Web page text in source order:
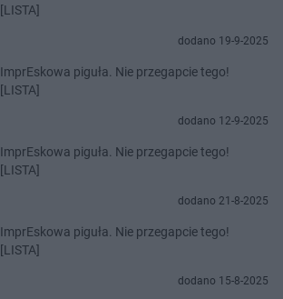
[LISTA]
dodano 19-9-2025
ImprEskowa piguła. Nie przegapcie tego!
[LISTA]
dodano 12-9-2025
ImprEskowa piguła. Nie przegapcie tego!
[LISTA]
dodano 21-8-2025
ImprEskowa piguła. Nie przegapcie tego!
[LISTA]
dodano 15-8-2025